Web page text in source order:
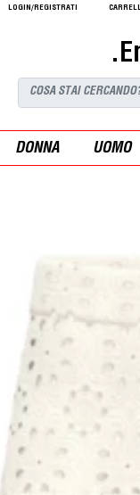
LOGIN/REGISTRATI
DONNA UOMO